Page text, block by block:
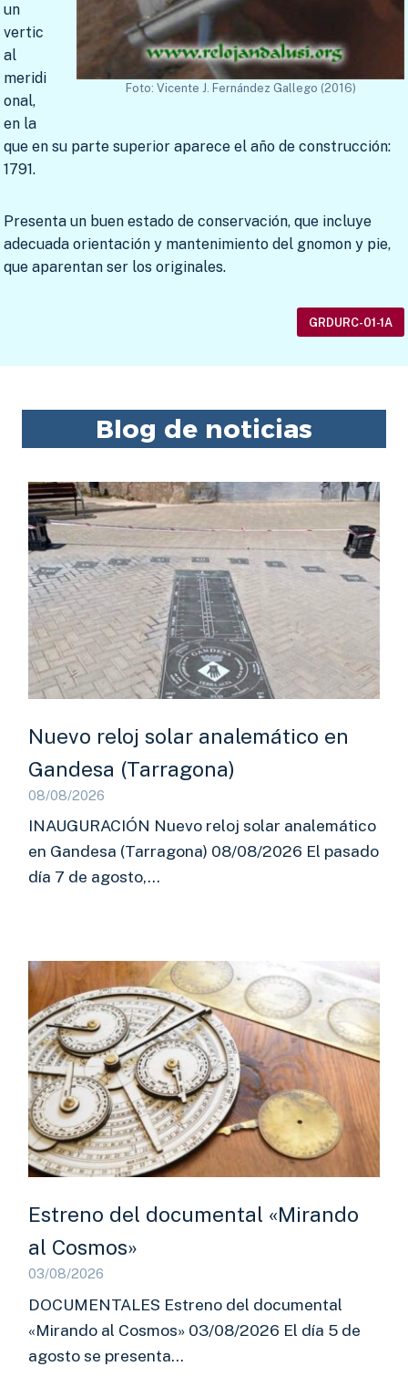
Foto: Vicente J. Fernández Gallego (2016)
un
vertic
al
meridi
onal,
en la
que en su parte superior aparece el año de construcción:
1791.
Presenta un buen estado de conservación, que incluye
adecuada orientación y mantenimiento del gnomon y pie,
que aparentan ser los originales.
GRDURC-01-1A
Blog de noticias
Nuevo reloj solar analemático en
Gandesa (Tarragona)
08/08/2026
INAUGURACIÓN Nuevo reloj solar analemático
en Gandesa (Tarragona) 08/08/2026 El pasado
día 7 de agosto,…
Estreno del documental «Mirando
al Cosmos»
03/08/2026
DOCUMENTALES Estreno del documental
«Mirando al Cosmos» 03/08/2026 El día 5 de
agosto se presenta…